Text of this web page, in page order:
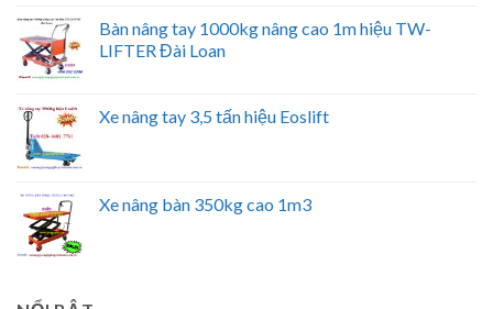
Bàn nâng tay 1000kg nâng cao 1m hiệu TW-
LIFTER Đài Loan
Xe nâng tay 3,5 tấn hiệu Eoslift
Xe nâng bàn 350kg cao 1m3